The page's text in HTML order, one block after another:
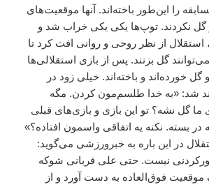
را این‌طور باخته‌اند. آنها موقعیت‌های
گل نکردند. توپ‌ها یکی یکی خراب شد و
استقلال از نظر روحی و روانی افت کرد تا
گل بزنند. پس از بازی استقلالی‌ها
خورده‌اند و باخته‌اند. خیلی زود در
شد: «به خدا طلسم‌مون کردن. مگه
گل نشه؟ تو این بازی و بازی‌های قبلی
بسته. نکنه یه اتفاقی واسمون افتاده؟»
در این باره به خبرورزشی می‌گوید:
نیست. حتی علی قربانی شوکه
موقعیت فوق‌‌العاده به دست آورد و از